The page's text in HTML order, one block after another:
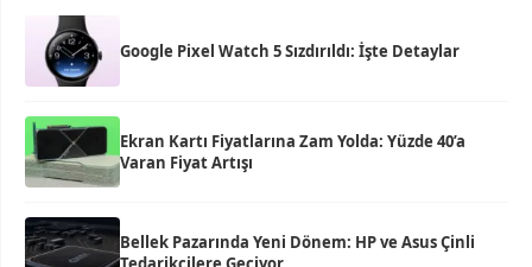
Google Pixel Watch 5 Sızdırıldı: İşte Detaylar
Ekran Kartı Fiyatlarına Zam Yolda: Yüzde 40’a
Varan Fiyat Artışı
Bellek Pazarında Yeni Dönem: HP ve Asus Çinli